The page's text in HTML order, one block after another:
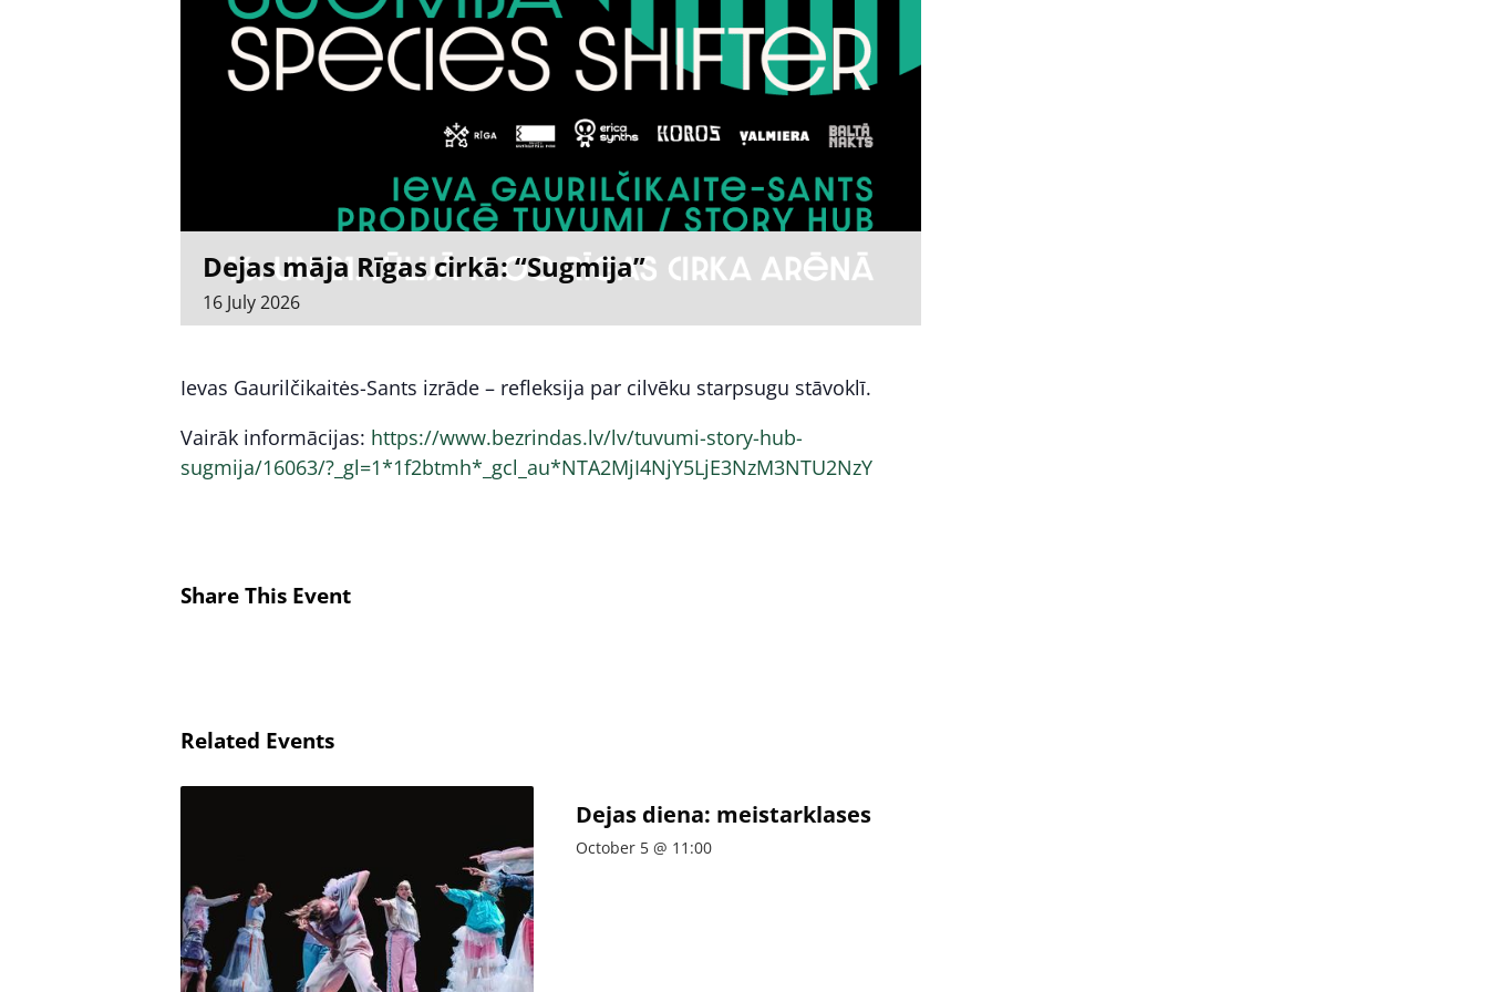
Dejas māja Rīgas cirkā: “Sugmija”
16 July2026
Ievas Gaurilčikaitės-Sants izrāde – refleksija par cilvēku starpsugu stāvoklī.
Vairāk informācijas: https://www.bezrindas.lv/lv/tuvumi-story-hub-
sugmija/16063/?_gl=1*1f2btmh*_gcl_au*NTA2MjI4NjY5LjE3NzM3NTU2NzY
Share This Event
Related Events
Dejas diena: meistarklases
October 5 @ 11:00